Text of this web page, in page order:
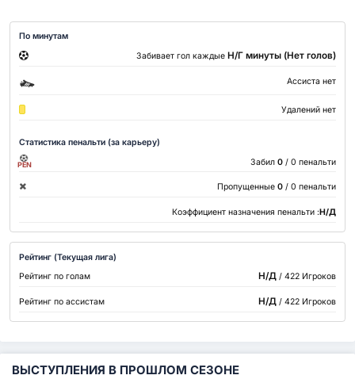
По минутам
Забивает гол каждые Н/Г минуты (Нет голов)
Ассиста нет
Удалений нет
Статистика пенальти (за карьеру)
PEN Забил 0 / 0 пенальти
Пропущенные 0 / 0 пенальти
Коэффициент назначения пенальти :Н/Д
Рейтинг (Текущая лига)
Рейтинг по голам
Н/Д/ 422 Игроков
Рейтинг по ассистам Н/Д/ 422 Игроков
ВЫСТУПЛЕНИЯ В ПРОШЛОМ СЕЗОНЕ